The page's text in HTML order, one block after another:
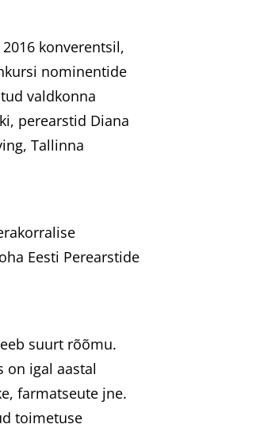
konverentsil,
nominentide
valdkonna
perearstid Diana
Tallinna
Eesti Perearstide
suurt rõõmu.
on igal aastal
farmatseute jne.
toimetuse